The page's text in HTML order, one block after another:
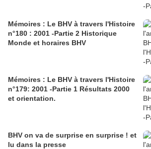
Mémoires : Le BHV à travers l'Histoire
n°180 : 2001 -Partie 2 Historique
Monde et horaires BHV
Mémoires : Le BHV à travers l'Histoire
n°179: 2001 -Partie 1 Résultats 2000
et orientation.
BHV on va de surprise en surprise ! et
lu dans la presse